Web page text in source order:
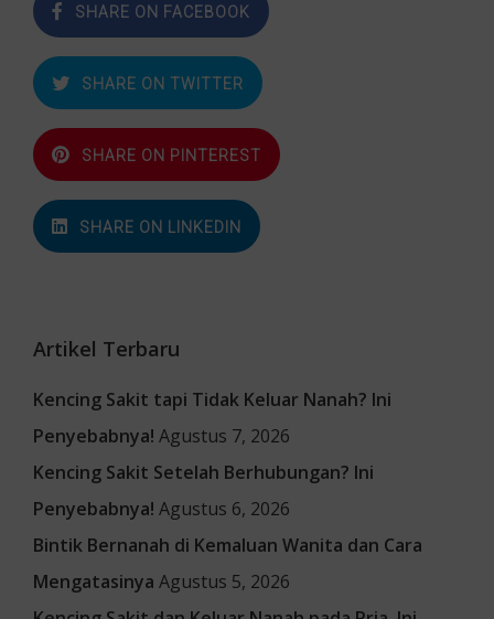
SHARE ON FACEBOOK
SHARE ON TWITTER
SHARE ON PINTEREST
SHARE ON LINKEDIN
Artikel Terbaru
Kencing Sakit tapi Tidak Keluar Nanah? Ini
Penyebabnya! Agustus 7, 2026
Kencing Sakit Setelah Berhubungan? Ini
Penyebabnya! Agustus 6, 2026
Bintik Bernanah di Kemaluan Wanita dan Cara
Mengatasinya Agustus 5, 2026